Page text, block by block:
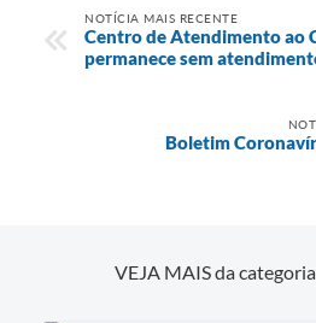
NOTÍCIA MAIS RECENTE
Centro de Atendimento ao
permanece sem
Boletim
VEJA MAIS da categoria